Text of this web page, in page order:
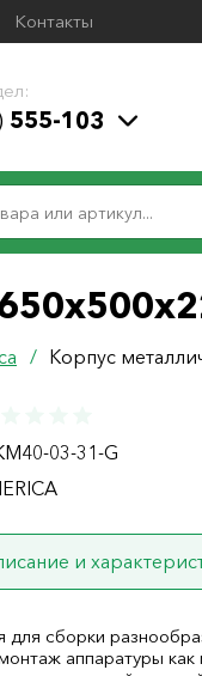
Контакты
555-103
/ Корпус
03-31-G
и
для сборки
аппаратуры